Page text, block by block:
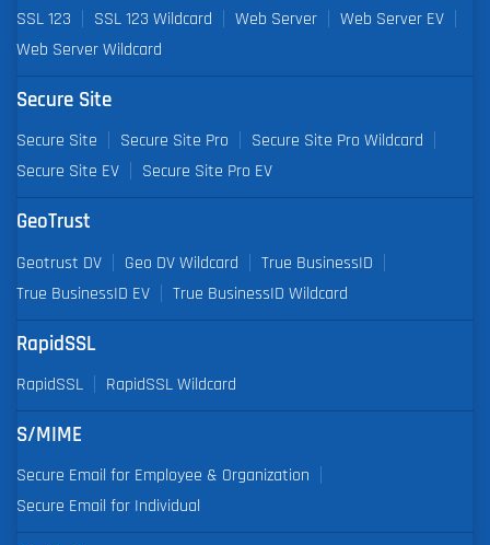
SSL 123 SSL 123 Wildcard Web Server
Web Server EV
Web Server Wildcard
Secure Site
Secure Site Secure Site Pro
Secure Site Pro Wildcard
Secure Site EV
Secure Site Pro EV
GeoTrust
Geotrust DV Geo DV Wildcard
True BusinessID
True BusinessID EV
True BusinessID Wildcard
RapidSSL
RapidSSL RapidSSL Wildcard
S/MIME
Secure Email for Employee & Organization
Secure Email for Individual